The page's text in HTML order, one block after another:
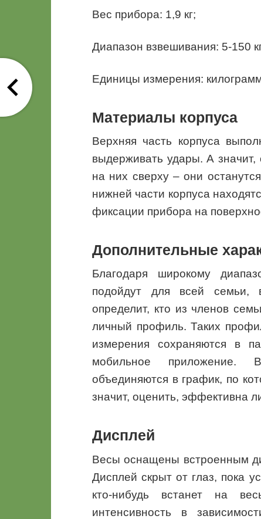
Вес прибора: 1,9 кг;
Диапазон взвешивания: 5-150
Единицы измерения:
Материалы корпуса
Верхняя часть корпуса
выдерживать удары. А
на них сверху – они
нижней части корпуса
фиксации прибора на
Дополнительные
Благодаря широкому
подойдут для всей семьи,
определит, кто из членов
личный профиль. Таких
измерения сохраняются в
мобильное приложение.
объединяются в график, по
значит, оценить, эффективна
Дисплей
Весы оснащены встроенным
Дисплей скрыт от глаз, пока
кто-нибудь встанет на
интенсивность в